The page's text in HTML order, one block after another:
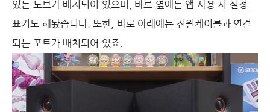
있는 노브가 배치되어 있으며, 바로 옆에는 앱 사용 시 설정
표기도 해놨습니다. 또한, 바로 아래에는 전원케이블과 연결
되는 포트가 배치되어 있죠.